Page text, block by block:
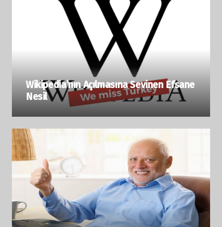
Wikipedia’nın Açılmasına Sevinen Efsane
Nesil